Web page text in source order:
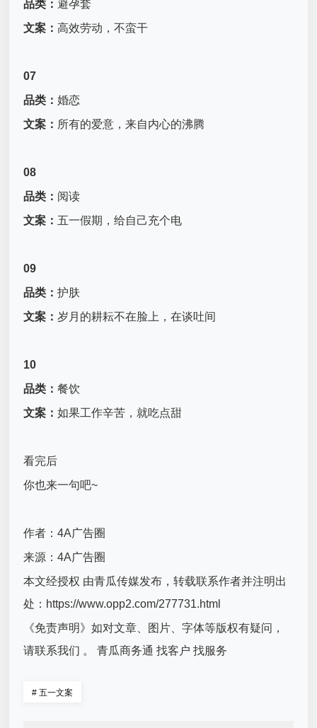
品类：避孕套
文案：高效劳动，不蛮干
07
品类：婚恋
文案： 所有的爱意，来自内心的沸腾
08
品类： 阅读
文案： 五一假期，给自己充个电
09
品类：护肤
文案：岁月的耕耘不在脸上，在谈吐间
10
品类：餐饮
文案：如果工作辛苦，就吃点甜
看完后
你也来一句吧~
作者：4A广告圈
来源：4A广告圈
本文经授权 由青瓜传媒发布，转载联系作者并注明出
处：https://www.opp2.com/277731.html
《免责声明》如对文章、图片、字体等版权有疑问，
请联系我们 。 青瓜商务通 找客户 找服务
# 五一文案